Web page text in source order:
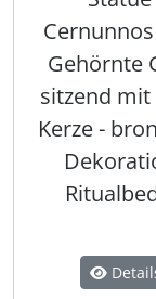
Gehörnte
sitzend mit
Kerze -